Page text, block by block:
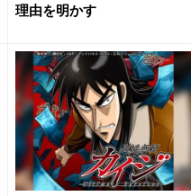
理由を明かす